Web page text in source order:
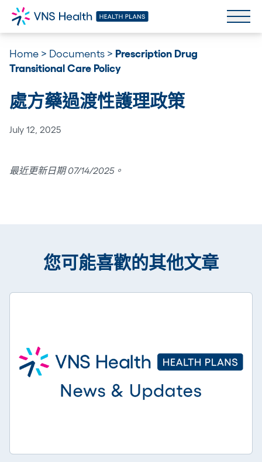
Home > Documents > Prescription Drug
Transitional Care Policy
處方藥過渡性護理政策
July 12, 2025
最近更新日期 07/14/2025。
您可能喜歡的其他文章